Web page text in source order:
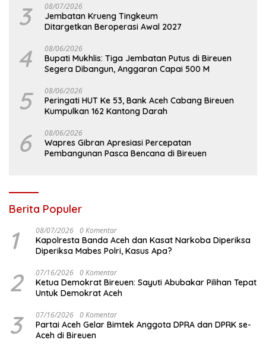
3 08/07/2026
Jembatan Krueng Tingkeum
Ditargetkan Beroperasi Awal 2027
4 08/06/2026
Bupati Mukhlis: Tiga Jembatan Putus di Bireuen
Segera Dibangun, Anggaran Capai 500 M
5 08/06/2026
Peringati HUT Ke 53, Bank Aceh Cabang Bireuen
Kumpulkan 162 Kantong Darah
6 08/06/2026
Wapres Gibran Apresiasi Percepatan
Pembangunan Pasca Bencana di Bireuen
Berita Populer
1 08/07/2026 0 Komentar
Kapolresta Banda Aceh dan Kasat Narkoba Diperiksa
Diperiksa Mabes Polri, Kasus Apa?
2 07/16/2026 0 Komentar
Ketua Demokrat Bireuen: Sayuti Abubakar Pilihan Tepat
Untuk Demokrat Aceh
3 07/16/2026 0 Komentar
Partai Aceh Gelar Bimtek Anggota DPRA dan DPRK se-
Aceh di Bireuen